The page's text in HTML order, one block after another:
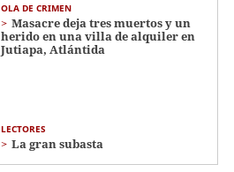
OLA DE CRIMEN
Masacre deja tres muertos y un
herido en una villa de alquiler en
Jutiapa, Atlántida
LECTORES
La gran subasta